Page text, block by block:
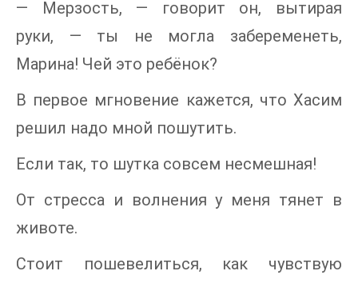
— Мерзость, — говорит он, вытирая
руки, — ты не могла забеременеть,
Марина! Чей это ребёнок?
В первое мгновение кажется, что Хасим
решил надо мной пошутить.
Если так, то шутка совсем несмешная!
От стресса и волнения у меня тянет в
животе.
Стоит пошевелиться, как чувствую